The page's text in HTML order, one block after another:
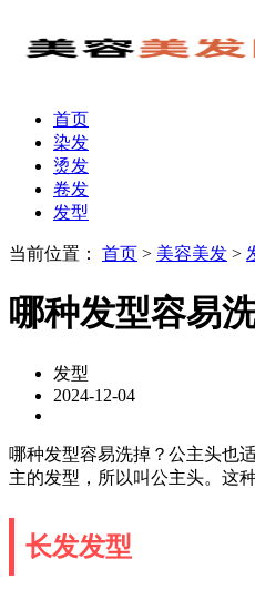
首页
染发
烫发
卷发
发型
当前位置： 首页 > 美容美发 >
哪种发型容易
发型
2024-12-04
哪种发型容易洗掉？公主头也
主的发型，所以叫公主头。这
长发发型